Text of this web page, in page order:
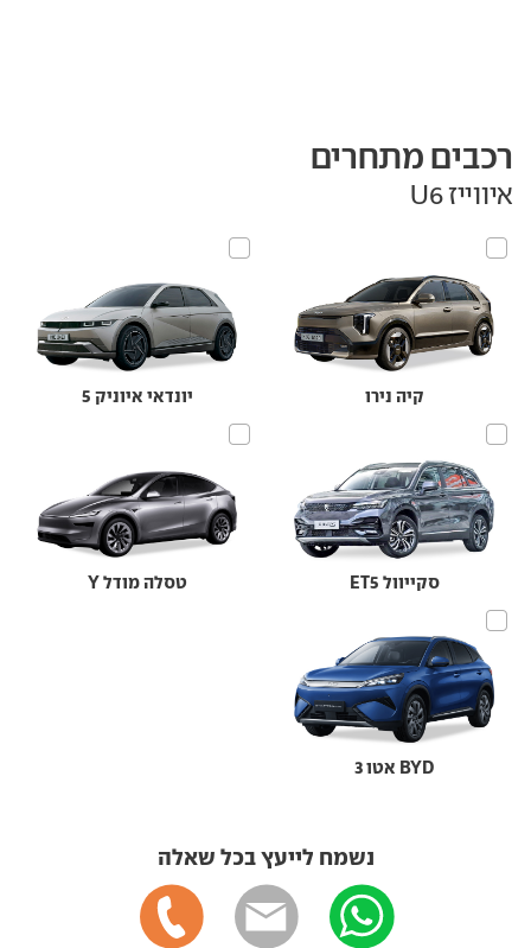
רכבים מתחרים
איווייז U6
קיה נירו יונדאי איוניק 5
סקייוול ET5 טסלה מודל Y
BYD אטו 3
נשמח לייעץ בכל שאלה